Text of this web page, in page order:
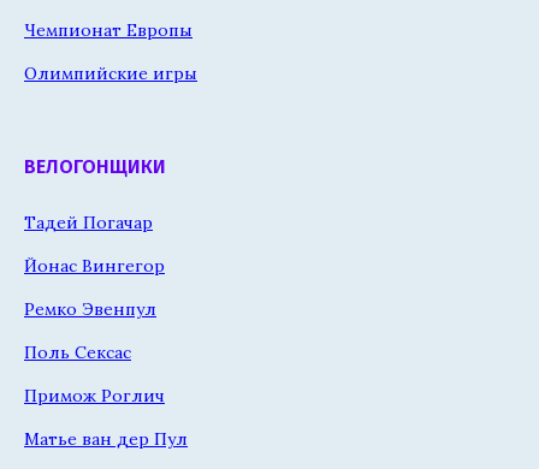
Чемпионат Европы
Олимпийские игры
ВЕЛОГОНЩИКИ
Тадей Погачар
Йонас Вингегор
Ремко Эвенпул
Поль Сексас
Примож Роглич
Матье ван дер Пул